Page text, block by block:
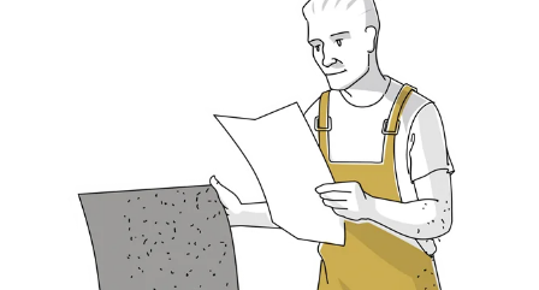
Waar ben je naar op zoek?